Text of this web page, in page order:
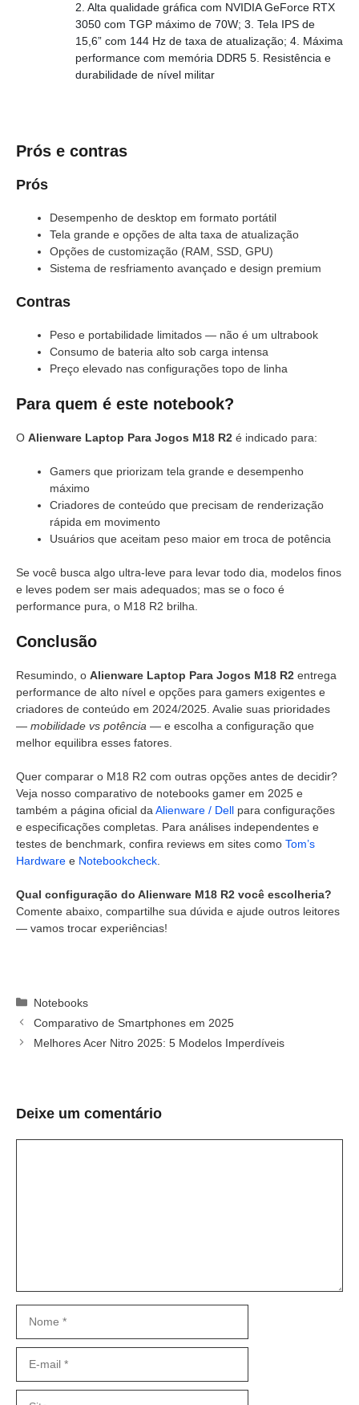
2. Alta qualidade gráfica com NVIDIA GeForce RTX
3050 com TGP máximo de 70W; 3. Tela IPS de
15,6” com 144 Hz de taxa de atualização; 4. Máxima
performance com memória DDR5 5. Resistência e
durabilidade de nível militar
Prós e contras
Prós
Desempenho de desktop em formato portátil
Tela grande e opções de alta taxa de atualização
Opções de customização (RAM, SSD, GPU)
Sistema de resfriamento avançado e design premium
Contras
Peso e portabilidade limitados — não é um ultrabook
Consumo de bateria alto sob carga intensa
Preço elevado nas configurações topo de linha
Para quem é este notebook?
O Alienware Laptop Para Jogos M18 R2 é indicado para:
Gamers que priorizam tela grande e desempenho
máximo
Criadores de conteúdo que precisam de renderização
rápida em movimento
Usuários que aceitam peso maior em troca de potência
Se você busca algo ultra-leve para levar todo dia, modelos finos
e leves podem ser mais adequados; mas se o foco é
performance pura, o M18 R2 brilha.
Conclusão
Resumindo, o Alienware Laptop Para Jogos M18 R2 entrega
performance de alto nível e opções para gamers exigentes e
criadores de conteúdo em 2024/2025. Avalie suas prioridades
— mobilidade vs potência — e escolha a configuração que
melhor equilibra esses fatores.
Quer comparar o M18 R2 com outras opções antes de decidir?
Veja nosso comparativo de notebooks gamer em 2025 e
também a página oficial da Alienware / Dell para configurações
e especificações completas. Para análises independentes e
testes de benchmark, confira reviews em sites como Tom’s
Hardware e Notebookcheck
Qual configuração do Alienware M18 R2 você escolheria?
Comente abaixo, compartilhe sua dúvida e ajude outros leitores
— vamos trocar experiências!
Categorias
Notebooks
Comparativo de Smartphones em 2025
Melhores Acer Nitro 2025: 5 Modelos Imperdíveis
Deixe um comentário
mail